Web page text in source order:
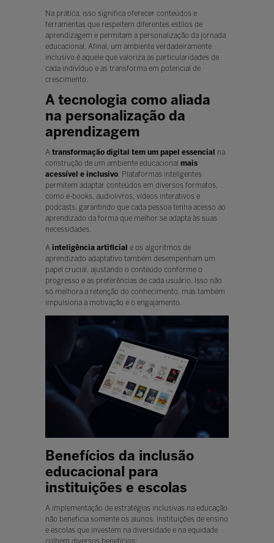
Na prática, isso significa oferecer conteúdos e
ferramentas que respeitem diferentes estilos de
aprendizagem e permitam a personalização da jornada
educacional. Afinal, um ambiente verdadeiramente
inclusivo é aquele que valoriza as particularidades de
cada indivíduo e as transforma em potencial de
crescimento.
A tecnologia como aliada
na personalização da
aprendizagem
A transformação digital tem um papel essencial na
construção de um ambiente educacional mais
acessível e inclusivo. Plataformas inteligentes
permitem adaptar conteúdos em diversos formatos,
como e-books, audiolivros, vídeos interativos e
podcasts, garantindo que cada pessoa tenha acesso ao
aprendizado da forma que melhor se adapta às suas
necessidades.
A inteligência artificial e os algoritmos de
aprendizado adaptativo também desempenham um
papel crucial, ajustando o conteúdo conforme o
progresso e as preferências de cada usuário. Isso não
só melhora a retenção do conhecimento, mas também
impulsiona a motivação e o engajamento.
Benefícios da inclusão
educacional para
instituições e escolas
A implementação de estratégias inclusivas na educação
não beneficia somente os alunos. Instituições de ensino
e escolas que investem na diversidade e na equidade
colhem diversos benefícios: